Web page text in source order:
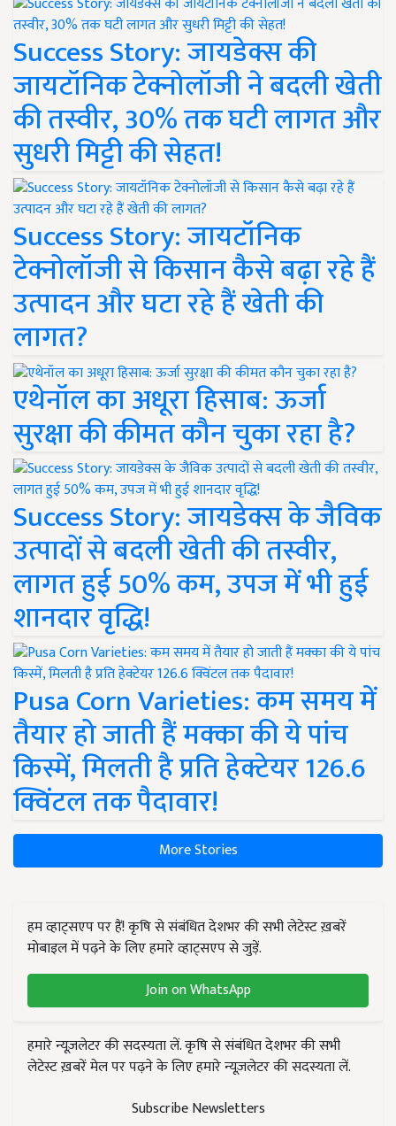
Success Story: जायडेक्स की
जायटॉनिक टेक्नोलॉजी ने बदली खेती
की तस्वीर, 30% तक घटी लागत और
सुधरी मिट्टी की सेहत!
Success Story: जायटॉनिक
टेक्नोलॉजी से किसान कैसे बढ़ा रहे हैं
उत्पादन और घटा रहे हैं खेती की
लागत?
एथेनॉल का अधूरा हिसाब: ऊर्जा
सुरक्षा की कीमत कौन चुका रहा है?
Success Story: जायडेक्स के जैविक
उत्पादों से बदली खेती की तस्वीर,
लागत हुई 50% कम, उपज में भी हुई
शानदार वृद्धि!
Pusa Corn Varieties: कम समय में
तैयार हो जाती हैं मक्का की ये पांच
किस्में, मिलती है प्रति हेक्टेयर 126.6
क्विंटल तक पैदावार!
More Stories
हम व्हाट्सएप पर हैं! कृषि से संबंधित देशभर की सभी लेटेस्ट ख़बरें
मोबाइल में पढ़ने के लिए हमारे व्हाट्सएप से जुड़ें.
Join on WhatsApp
हमारे न्यूज़लेटर की सदस्यता लें. कृषि से संबंधित देशभर की सभी
लेटेस्ट ख़बरें मेल पर पढ़ने के लिए हमारे न्यूज़लेटर की सदस्यता लें.
Subscribe Newsletters